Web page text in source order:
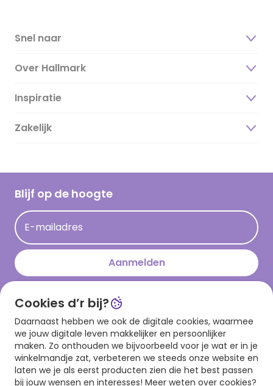
Snel naar
Over Hallmark
Over ons
Duurzaamheid
Hallmark Kaartclub
Acties
Persberichten
Hallmark en Kinderpostzegels
Inspiratie
Magazine
Cadeau inspiratie
Kaartinspiratie
Zakelijk
Blijf op de hoogte
E-mailadres
Aanmelden
Download onze app
Cookies d’r bij?
Daarnaast hebben we ook de digitale cookies, waarmee
we jouw digitale leven makkelijker en persoonlijker
maken. Zo onthouden we bijvoorbeeld voor je wat er in je
winkelmandje zat, verbeteren we steeds onze website en
laten we je als eerst producten zien die het best passen
bij jouw wensen en interesses! Meer weten over cookies?